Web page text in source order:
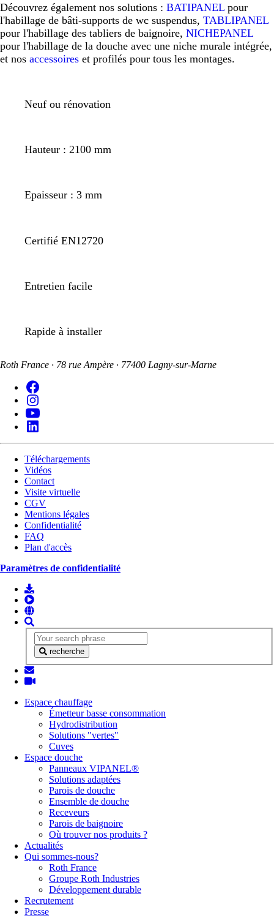
Découvrez également nos solutions : BATIPANEL pour
l'habillage de bâti-supports de wc suspendus, TABLIPANEL
pour l'habillage des tabliers de baignoire, NICHEPANEL
pour l'habillage de la douche avec une niche murale intégrée,
et nos accessoires et profilés pour tous les montages.
Neuf ou rénovation
Hauteur : 2100 mm
Epaisseur : 3 mm
Certifié EN12720
Entretien facile
Rapide à installer
Roth France · 78 rue Ampère · 77400 Lagny-sur-Marne
Téléchargements
Vidéos
Contact
Visite virtuelle
CGV
Mentions légales
Confidentialité
FAQ
Plan d'accès
Paramètres de confidentialité
recherche
Espace chauffage
Émetteur basse consommation
Hydrodistribution
Solutions "vertes"
Cuves
Espace douche
Panneaux VIPANEL®
Solutions adaptées
Parois de douche
Ensemble de douche
Receveurs
Parois de baignoire
Où trouver nos produits ?
Actualités
Qui sommes-nous?
Roth France
Groupe Roth Industries
Développement durable
Recrutement
Presse